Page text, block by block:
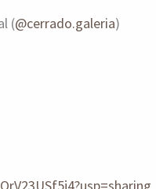
(@cerrado.galeria)